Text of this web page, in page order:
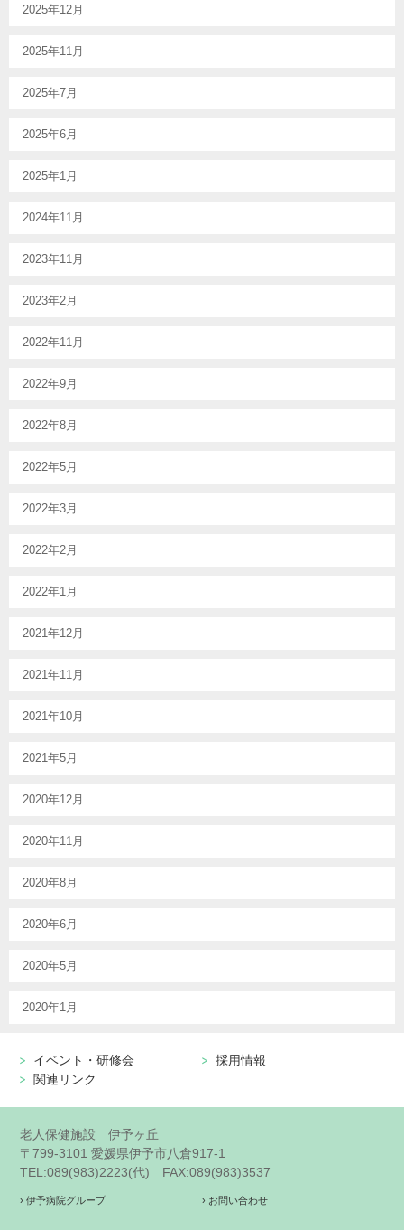
2025年12月
2025年11月
2025年7月
2025年6月
2025年1月
2024年11月
2023年11月
2023年2月
2022年11月
2022年9月
2022年8月
2022年5月
2022年3月
2022年2月
2022年1月
2021年12月
2021年11月
2021年10月
2021年5月
2020年12月
2020年11月
2020年8月
2020年6月
2020年5月
2020年1月
イベント・研修会
採用情報
関連リンク
老人保健施設 伊予ヶ丘
〒799-3101 愛媛県伊予市八倉917-1
TEL:089(983)2223(代) FAX:089(983)3537
› 伊予病院グループ › お問い合わせ